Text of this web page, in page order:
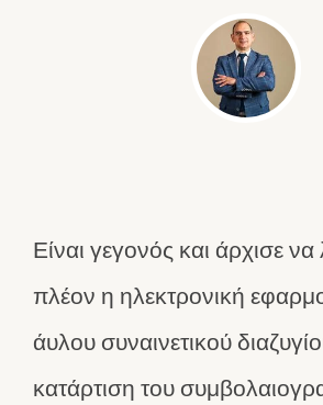
Είναι γεγονός και άρχισε να
πλέον η ηλεκτρονική
άυλου συναινετικού
κατάρτιση του